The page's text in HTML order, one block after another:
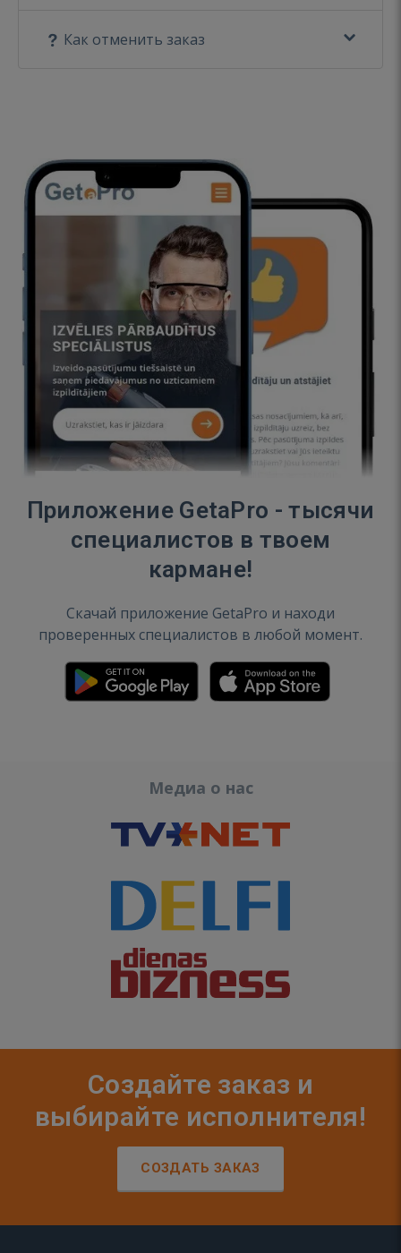
Как отменить заказ
Приложение GetaPro - тысячи
специалистов в твоем
кармане!
Скачай приложение GetaPro и находи
проверенных специалистов в любой момент.
Медиа о нас
Создайте заказ и
выбирайте исполнителя!
СОЗДАТЬ ЗАКАЗ